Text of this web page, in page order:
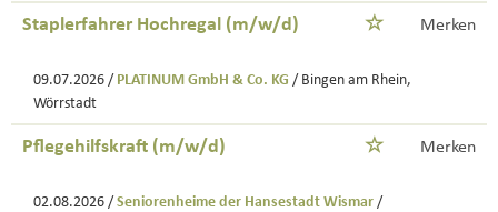
Staplerfahrer Hochregal (m/w/d) Merken
09.07.2026 / PLATINUM GmbH & Co. KG / Bingen am Rhein,
Wörrstadt
Pflegehilfskraft (m/w/d) Merken
02.08.2026 / Seniorenheime der Hansestadt Wismar /